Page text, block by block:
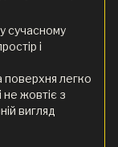
сучасному
і
легко
не жовтіє з
вигляд